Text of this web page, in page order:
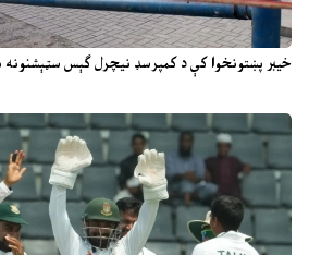
خیبر پښتونخوا کې د کمپرسډ نیچرل ګېس سټېشنونه